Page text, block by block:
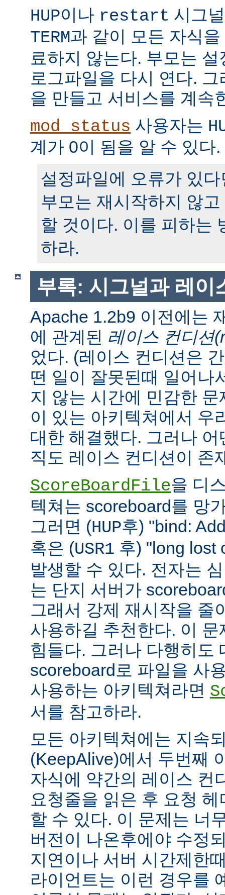
HUP이나 restart 시그
TERM과 같이 모든 자식
료하지 않는다. 부모는
로그파일을 다시 연다.
을 만들고 서비스를 계속
mod_status 사용자는
계가 0이 됨을 알 수 있다.
설정파일에 오류가 있
부모는 재시작하지 않
할 것이다. 이를 피하는
하라.
부록: 시그널과 레이
Apache 1.2b9 이전에는
에 관계된 레이스 컨디션
었다. (레이스 컨디션은
떤 일이 잘못된때 일어나
지 않는 시간에 민감한
이 있는 아키텍쳐에서 우
대한 해결했다. 그러나
직도 레이스 컨디션이 존
ScoreBoardFile을 디
텍쳐는 scoreboard를 망
그러면 (HUP후) "bind:
혹은 (USR1 후) "long lost
발생할 수 있다. 전자는
는 단지 서버가
그래서 강제 재시작을 줄
사용하길 추천한다. 이
힘들다. 그러나 다행히도
scoreboard로 파일을 사
사용하는 아키텍쳐라면
서를 참고하라.
모든 아키텍쳐에는 지속
(KeepAlive)에서 두번째
자식에 약간의 레이스 컨
요청줄을 읽은 후 요청
할 수 있다. 이 문제는 너
버전이 나온후에야 수정
지연이나 서버 시간제한
라이언트는 이런 경우를